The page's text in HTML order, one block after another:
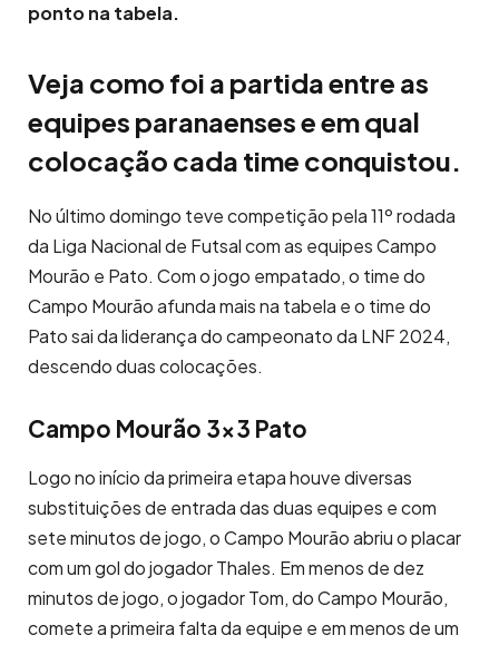
ponto na tabela.
Veja como foi a partida entre as
equipes paranaenses e em qual
colocação cada time conquistou.
No último domingo teve competição pela 11º rodada
da Liga Nacional de Futsal com as equipes Campo
Mourão e Pato. Com o jogo empatado, o time do
Campo Mourão afunda mais na tabela e o time do
Pato sai da liderança do campeonato da LNF 2024,
descendo duas colocações.
Campo Mourão 3×3 Pato
Logo no início da primeira etapa houve diversas
substituições de entrada das duas equipes e com
sete minutos de jogo, o Campo Mourão abriu o placar
com um gol do jogador Thales. Em menos de dez
minutos de jogo, o jogador Tom, do Campo Mourão,
comete a primeira falta da equipe e em menos de um